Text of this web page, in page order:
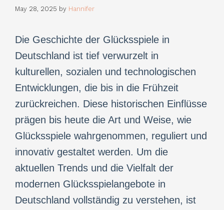
May 28, 2025 by Hannifer
Die Geschichte der Glücksspiele in
Deutschland ist tief verwurzelt in
kulturellen, sozialen und technologischen
Entwicklungen, die bis in die Frühzeit
zurückreichen. Diese historischen Einflüsse
prägen bis heute die Art und Weise, wie
Glücksspiele wahrgenommen, reguliert und
innovativ gestaltet werden. Um die
aktuellen Trends und die Vielfalt der
modernen Glücksspielangebote in
Deutschland vollständig zu verstehen, ist